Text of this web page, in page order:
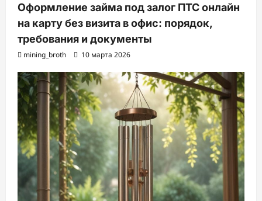
Оформление займа под залог ПТС онлайн
на карту без визита в офис: порядок,
требования и документы
mining_broth 10 марта 2026